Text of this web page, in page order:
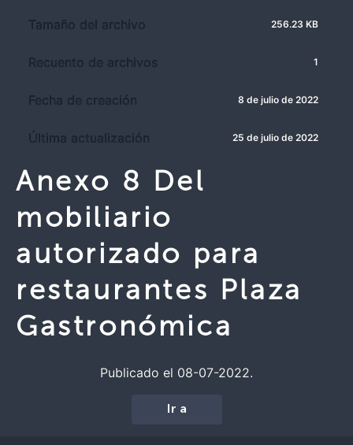
Tamaño del archivo 256.23 KB
Recuento de archivos 1
Fecha de creación 8 de julio de 2022
Última actualización 25 de julio de 2022
Anexo 8 Del
mobiliario
autorizado para
restaurantes Plaza
Gastronómica
Publicado el 08-07-2022.
Ir a